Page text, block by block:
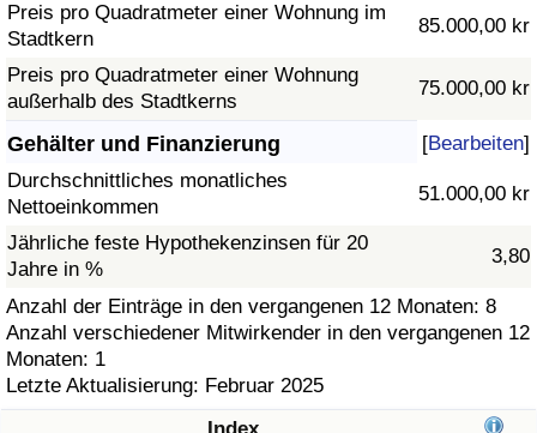
Preis pro Quadratmeter einer Wohnung im
Stadtkern
85.000,00 kr
Preis pro Quadratmeter einer Wohnung
außerhalb des Stadtkerns
75.000,00 kr
Gehälter und Finanzierung [Bearbeiten]
Durchschnittliches monatliches
Nettoeinkommen
51.000,00 kr
Jährliche feste Hypothekenzinsen für 20
Jahre in %
3,80
Anzahl der Einträge in den vergangenen 12 Monaten: 8
Anzahl verschiedener Mitwirkender in den vergangenen 12
Monaten: 1
Letzte Aktualisierung: Februar 2025
Index
Kriminalitäts-Index
Kriminalitätsindex nach Land
Gesundheitsversorgung
Gesundheitsversorgungs-Index (aktuell)
Gesundheitsversorgungs-Index
Gesundheitsversorgungs-Index nach Land
Umweltverschmutzung